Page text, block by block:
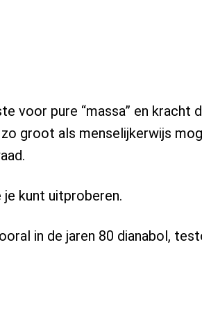
voor pure “massa” en kracht
groot als menselijkerwijs
je kunt uitproberen.
in de jaren 80 dianabol,